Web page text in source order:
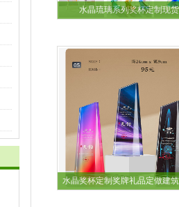
水晶琉璃系列奖杯定制现货
水晶奖杯定制奖牌礼品定做建